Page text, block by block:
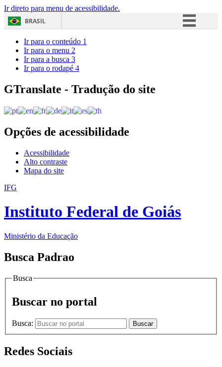
Ir direto para menu de acessibilidade.
BRASIL
Acesso à informação
Ir para o conteúdo 1
Ir para o menu 2
Ir para a busca 3
Ir para o rodapé 4
GTranslate - Tradução do site
Opções de acessibilidade
Acessibilidade
Alto contraste
Mapa do site
IFG
Instituto Federal de Goiás
Ministério da Educação
Busca Padrao
Busca
Buscar no portal
Busca: Buscar
Redes Sociais